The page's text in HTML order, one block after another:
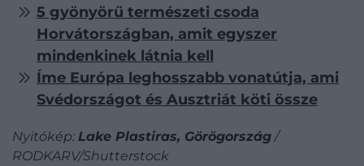
5 gyönyörű természeti csoda
Horvátországban, amit egyszer
mindenkinek látnia kell
Íme Európa leghosszabb vonatútja, ami
Svédországot és Ausztriát köti össze
Nyitókép: Lake Plastiras, Görögország /
RODKARV/Shutterstock